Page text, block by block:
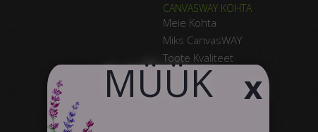
CANVASWAY KOHTA
Meie Kohta
Miks CanvasWAY
Toote Kvaliteet
Klientide Tagasiside
Kontakt
x
​MÜÜK